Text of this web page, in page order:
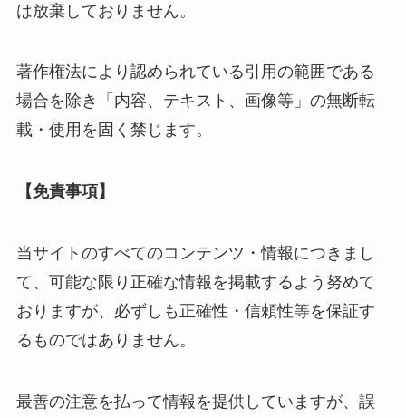
は放棄しておりません。
著作権法により認められている引用の範囲である
場合を除き「内容、テキスト、画像等」の無断転
載・使用を固く禁じます。
【免責事項】
当サイトのすべてのコンテンツ・情報につきまし
て、可能な限り正確な情報を掲載するよう努めて
おりますが、必ずしも正確性・信頼性等を保証す
るものではありません。
最善の注意を払って情報を提供していますが、誤